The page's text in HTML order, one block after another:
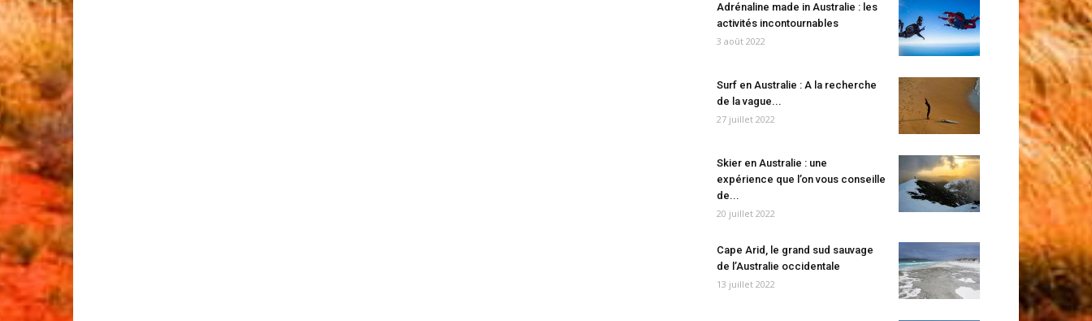
Adrénaline made in Australie : les
activités incontournables
3 août 2022
Surf en Australie : A la recherche
de la vague...
27 juillet 2022
Skier en Australie : une
expérience que l’on vous conseille
de...
20 juillet 2022
Cape Arid, le grand sud sauvage
de l’Australie occidentale
13 juillet 2022